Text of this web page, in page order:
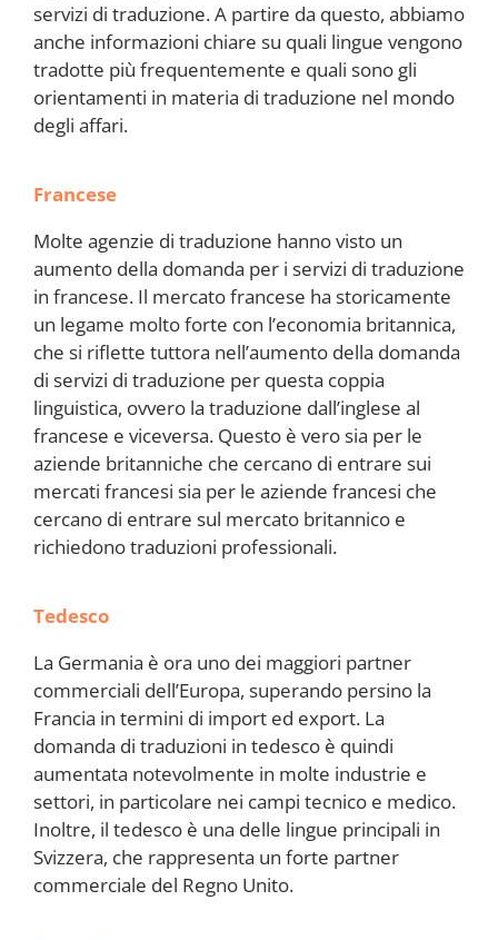
servizi di traduzione. A partire da questo, abbiamo
anche informazioni chiare su quali lingue vengono
tradotte più frequentemente e quali sono gli
orientamenti in materia di traduzione nel mondo
degli affari.
Francese
Molte agenzie di traduzione hanno visto un
aumento della domanda per i servizi di traduzione
in francese. Il mercato francese ha storicamente
un legame molto forte con l’economia britannica,
che si riflette tuttora nell’aumento della domanda
di servizi di traduzione per questa coppia
linguistica, ovvero la traduzione dall’inglese al
francese e viceversa. Questo è vero sia per le
aziende britanniche che cercano di entrare sui
mercati francesi sia per le aziende francesi che
cercano di entrare sul mercato britannico e
richiedono traduzioni professionali.
Tedesco
La Germania è ora uno dei maggiori partner
commerciali dell’Europa, superando persino la
Francia in termini di import ed export. La
domanda di traduzioni in tedesco è quindi
aumentata notevolmente in molte industrie e
settori, in particolare nei campi tecnico e medico.
Inoltre, il tedesco è una delle lingue principali in
Svizzera, che rappresenta un forte partner
commerciale del Regno Unito.